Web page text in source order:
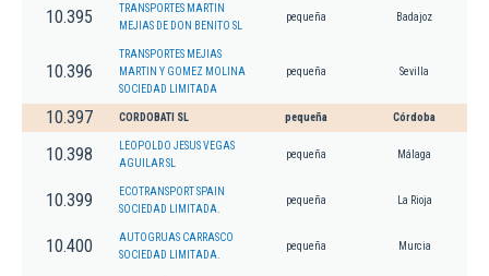
10.395
TRANSPORTES MARTIN
MEJIAS DE DON BENITO SL
pequeña Badajoz
10.396
TRANSPORTES MEJIAS
MARTIN Y GOMEZ MOLINA
SOCIEDAD LIMITADA
pequeña Sevilla
10.397 CORDOBATI SL pequeña Córdoba
10.398
LEOPOLDO JESUS VEGAS
AGUILAR SL
pequeña Málaga
10.399
ECOTRANSPORT SPAIN
SOCIEDAD LIMITADA.
pequeña La Rioja
10.400
AUTOGRUAS CARRASCO
SOCIEDAD LIMITADA.
pequeña Murcia